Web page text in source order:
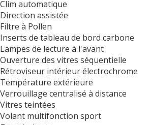
Clim automatique
Direction assistée
Filtre à Pollen
Inserts de tableau de bord carbone
Lampes de lecture à l'avant
Ouverture des vitres séquentielle
Rétroviseur intérieur électrochrome
Température extérieure
Verrouillage centralisé à distance
Vitres teintées
Volant multifonction sport